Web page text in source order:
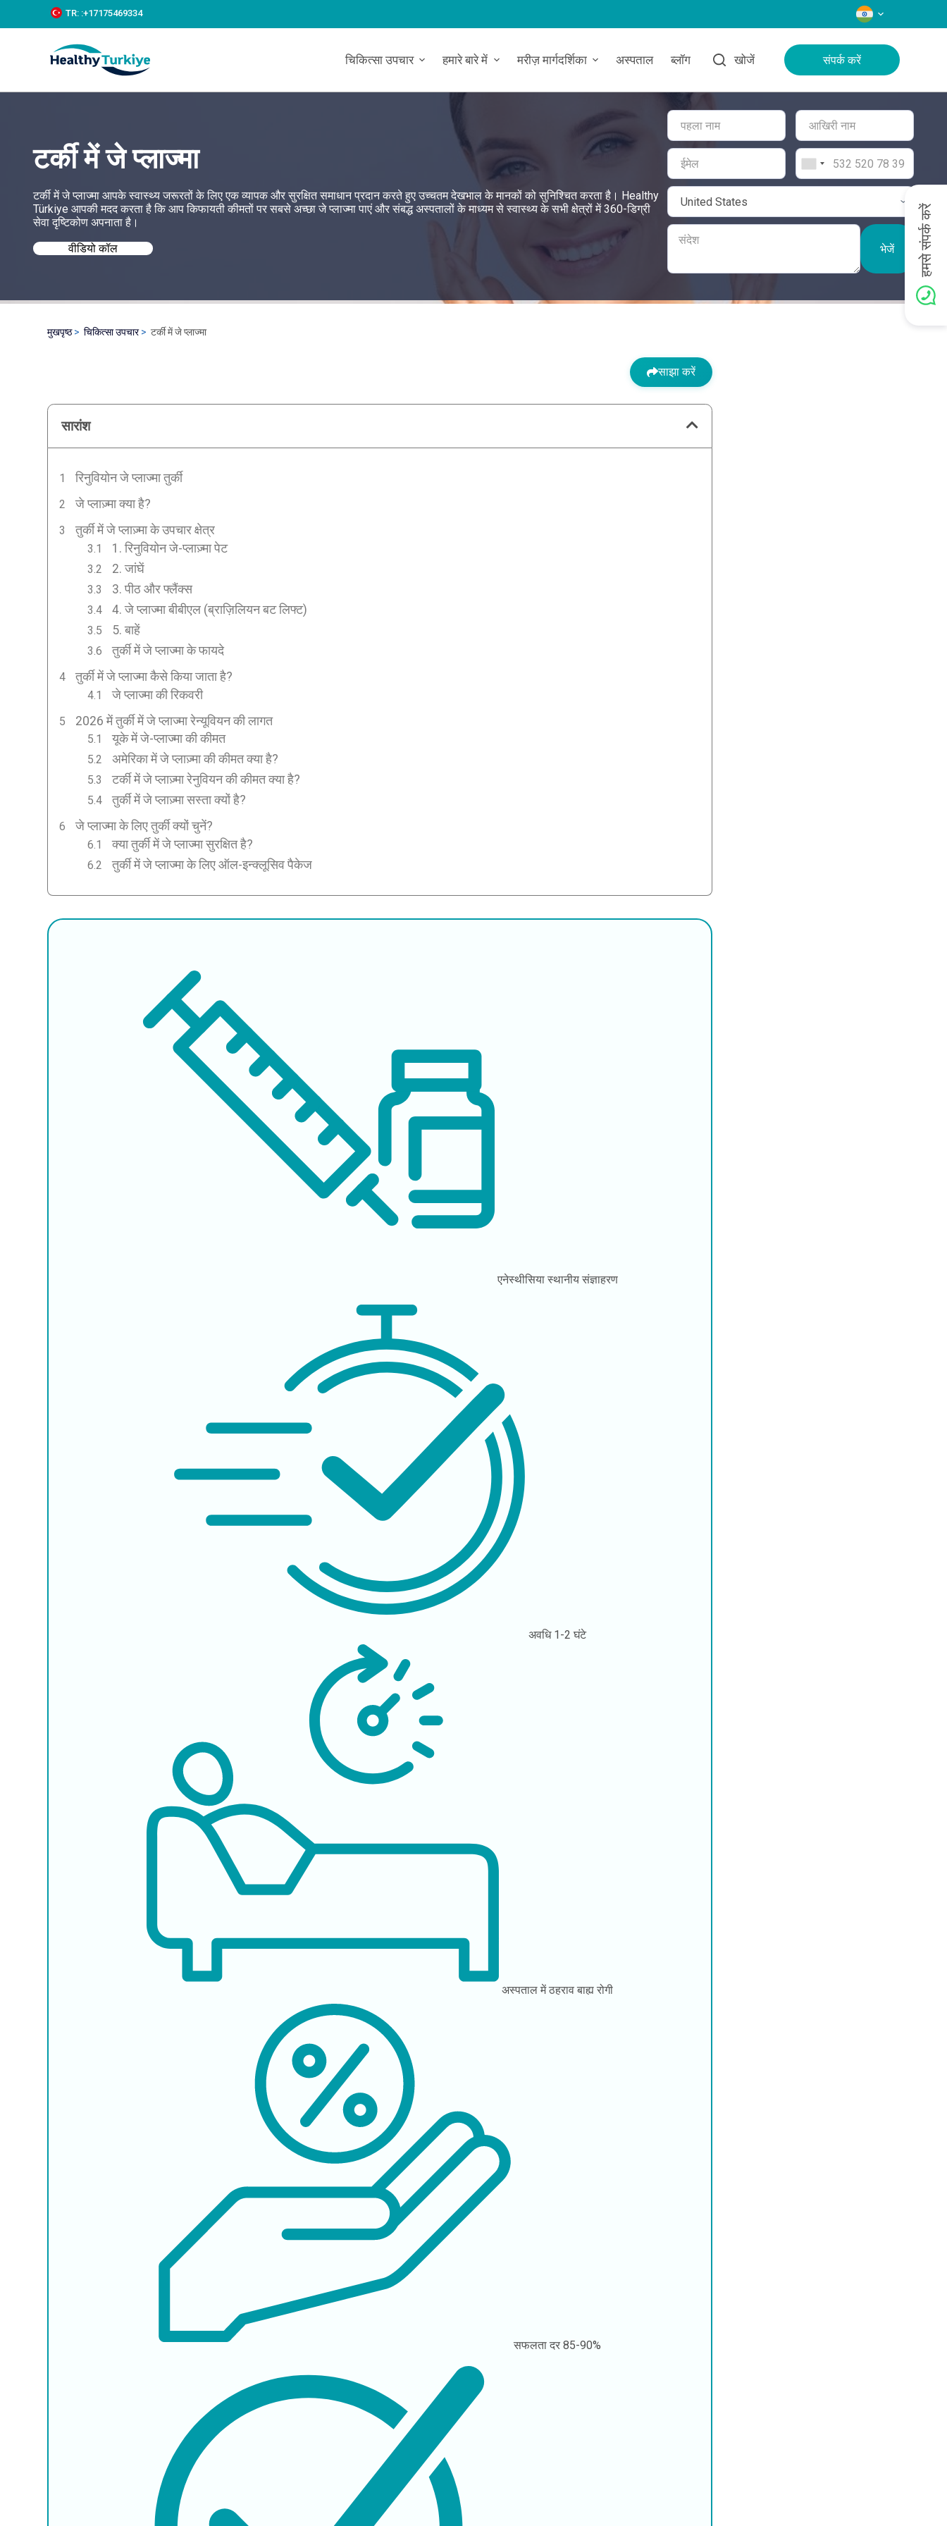
k
c
TR: :+‪17175469334‬ भाषाएँ
चिकित्सा उपचार हमारे बारे में मरीज़ मार्गदर्शिका अस्पताल ब्लॉग खोजें संपर्क करें
टर्की में जे प्लाज्मा
टर्की में जे प्लाज्मा आपके स्वास्थ्य जरूरतों के लिए एक व्यापक और सुरक्षित समाधान प्रदान करते हुए उच्चतम देखभाल के मानकों को सुनिश्चित करता है। Healthy
Türkiye आपकी मदद करता है कि आप किफायती कीमतों पर सबसे अच्छा जे प्लाज्मा पाएं और संबद्ध अस्पतालों के माध्यम से स्वास्थ्य के सभी क्षेत्रों में 360-डिग्री
सेवा दृष्टिकोण अपनाता है।
वीडियो कॉल
भेजें
मुखपृष्ठ चिकित्सा उपचार टर्की में जे प्लाज्मा
साझा करें
सारांश
रिनुवियोन जे प्लाज्मा तुर्की
जे प्लाज़्मा क्या है?
तुर्की में जे प्लाज़्मा के उपचार क्षेत्र
1. रिनुवियोन जे-प्लाज़्मा पेट
2. जांघें
3. पीठ और फ्लैंक्स
4. जे प्लाज्मा बीबीएल (ब्राज़िलियन बट लिफ्ट)
5. बाहें
तुर्की में जे प्लाज्मा के फायदे
तुर्की में जे प्लाज्मा कैसे किया जाता है?
जे प्लाज्मा की रिकवरी
2026 में तुर्की में जे प्लाज्मा रेन्यूवियन की लागत
यूके में जे-प्लाज्मा की कीमत
अमेरिका में जे प्लाज़्मा की कीमत क्या है?
टर्की में जे प्लाज़्मा रेनुवियन की कीमत क्या है?
तुर्की में जे प्लाज़्मा सस्ता क्यों है?
जे प्लाज्मा के लिए तुर्की क्यों चुनें?
क्या तुर्की में जे प्लाज्मा सुरक्षित है?
तुर्की में जे प्लाज्मा के लिए ऑल-इन्क्लूसिव पैकेज
एनेस्थीसिया स्थानीय संज्ञाहरण
अवधि 1-2 घंटे
अस्पताल में ठहरावबाह्य रोगी
सफलता दर85-90%
हमसे संपर्क करें